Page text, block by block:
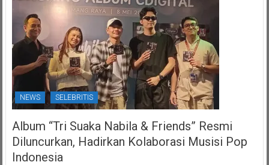
NEWS SELEBRITIS
Album “Tri Suaka Nabila & Friends” Resmi
Diluncurkan, Hadirkan Kolaborasi Musisi Pop
Indonesia